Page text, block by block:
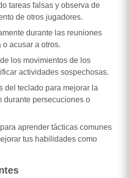
tareas falsas y observa de
de otros jugadores.
durante las reuniones
acusar a otros.
los movimientos de los
actividades sospechosas.
del teclado para mejorar la
durante persecuciones o
aprender tácticas comunes
tus habilidades como